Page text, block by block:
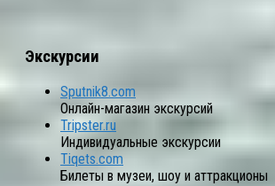
Экскурсии
Sputnik8.com
Онлайн-магазин экскурсий
Tripster.ru
Индивидуальные экскурсии
Tiqets.com
Билеты в музеи, шоу и аттракционы